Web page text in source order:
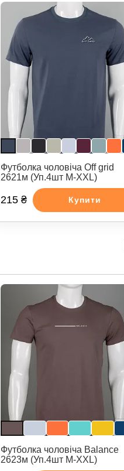
Футболка чоловіча Off grid
2621м (Уп.4шт M-XXL)
215 ₴ Купити
Футболка чоловіча Balance
2623м (Уп.4шт M-XXL)